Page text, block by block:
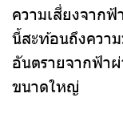
ความเสี่ยงจาก
นี้สะท้อนถึงควา
อันตรายจากฟ้า
ขนาดใหญ่